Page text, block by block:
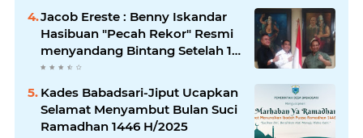
Jacob Ereste : Benny Iskandar
Hasibuan "Pecah Rekor" Resmi
menyandang Bintang Setelah 14
Tahun Ngejokrok Berpangjat
Kades Babadsari-Jiput Ucapkan
Selamat Menyambut Bulan Suci
Ramadhan 1446 H/2025